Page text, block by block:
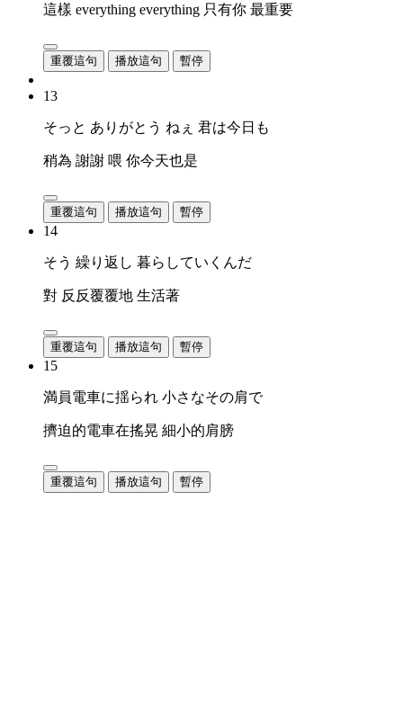
這樣 everything everything 只有你 最重要
重覆這句 播放這句 暫停
13
そっと ありがとう ねぇ 君は今日も
稍為 謝謝 喂 你今天也是
重覆這句 播放這句 暫停
14
そう 繰り返し 暮らしていくんだ
對 反反覆覆地 生活著
重覆這句 播放這句 暫停
15
満員電車に揺られ 小さなその肩で
擠迫的電車在搖晃 細小的肩膀
重覆這句 播放這句 暫停